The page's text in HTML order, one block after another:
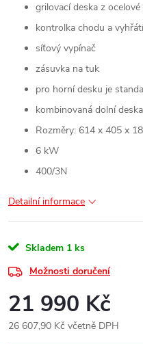
grilovací deska z
kontrolka chodu a vyhřátí
síťový vypínač
zásuvka na tuk
pro horní desku je
kombinovaná dolní deska
Rozměry: 614 x 405 x
6 kW
400/3N
Detailní informace
Skladem 1 ks
Možnosti doručení
21 990 Kč
26 607,90 Kč včetně DPH